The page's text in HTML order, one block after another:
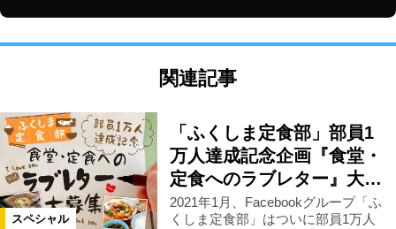
関連記事
スペシャル
「ふくしま定食部」部員1
万人達成記念企画『食堂・
定食へのラブレター』大…
2021年1月、Facebookグループ「ふ
くしま定食部」はついに部員1万人